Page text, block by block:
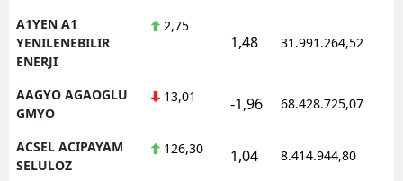
A1YEN A1
YENILENEBILIR
ENERJI
2,75
1,48 31.991.264,52
AAGYO AGAOGLU
GMYO
13,01 -1,96 68.428.725,07
ACSEL ACIPAYAM
SELULOZ
126,30 1,04 8.414.944,80